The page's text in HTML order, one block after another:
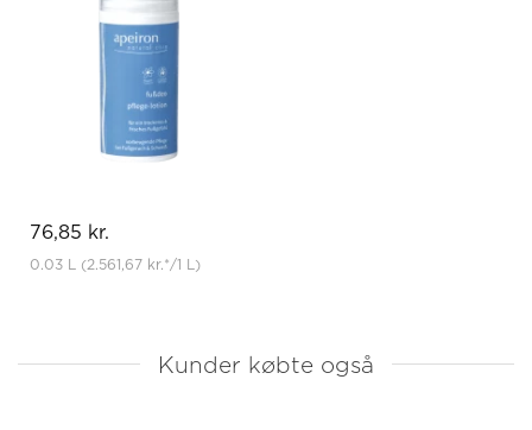
76,85 kr.
0.03 L (2.561,67 kr.*/1 L)
Kunder købte også